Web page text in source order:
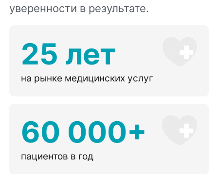
уверенности в результате.
25 лет
на рынке медицинских услуг
60 000+
пациентов в год